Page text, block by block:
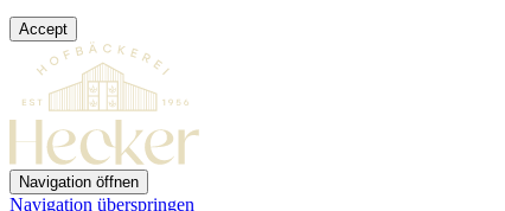
Accept
Navigation öffnen
Navigation überspringen